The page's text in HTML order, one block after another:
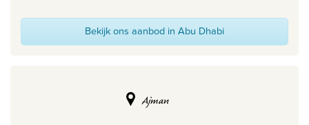
Bekijk ons aanbod in Abu Dhabi
Ajman